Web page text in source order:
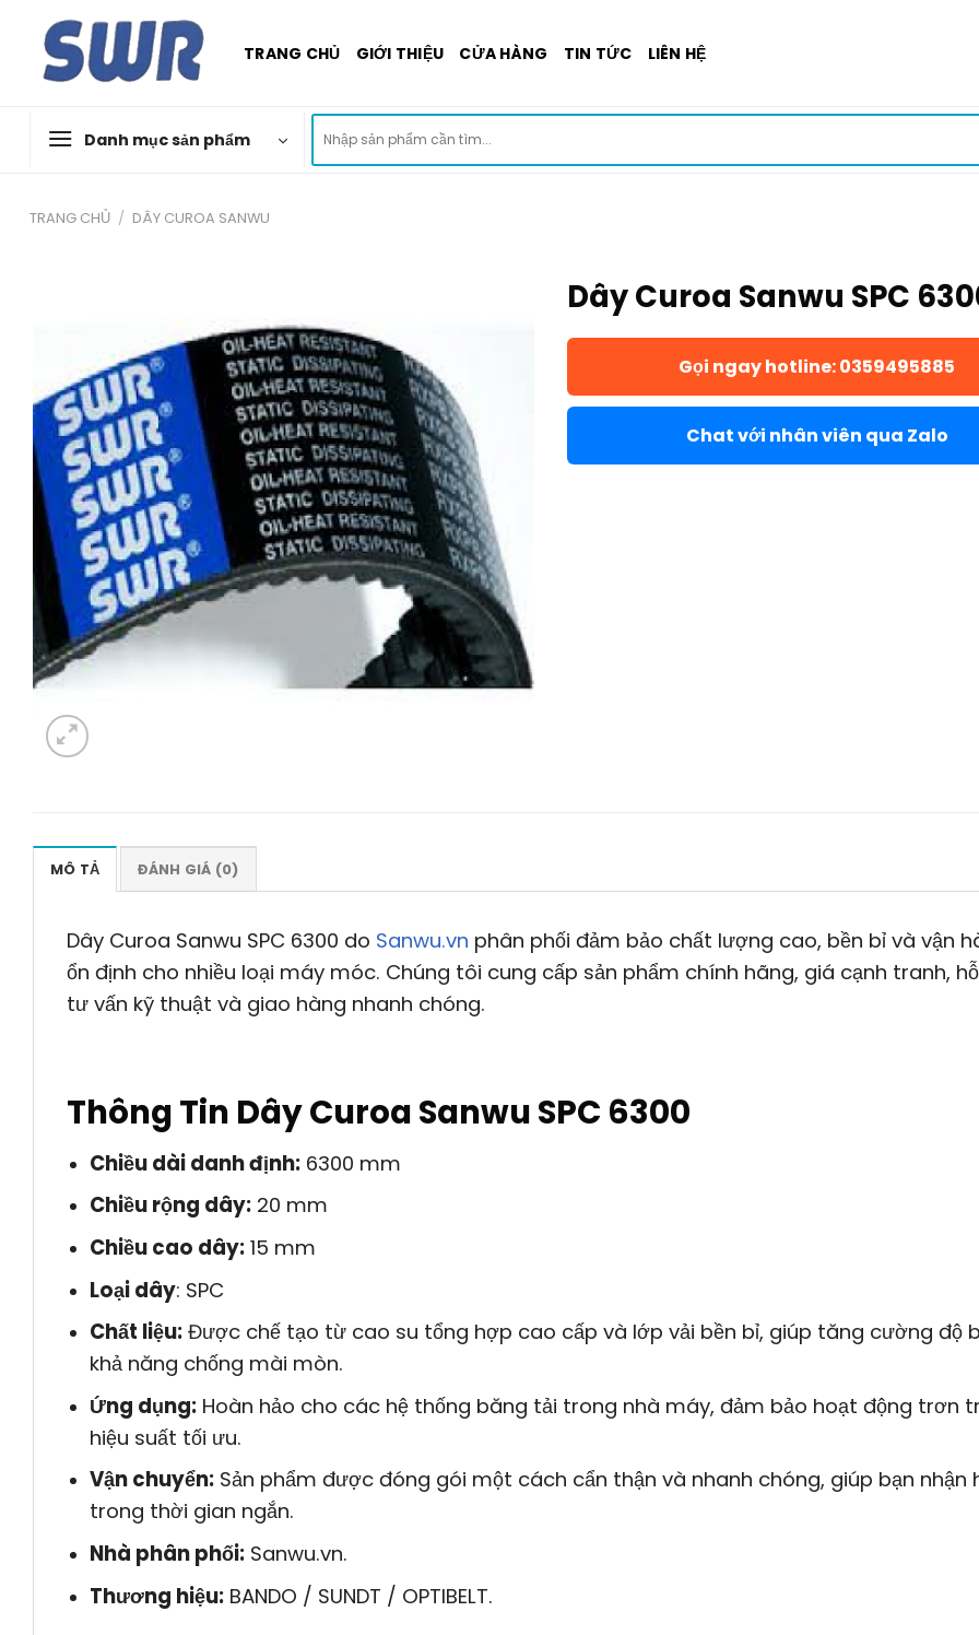
content
TRANG CHỦ GIỚI THIỆU CỬA HÀNG TIN TỨC LIÊN HỆ
Danh mục sản phẩm
kiếm:
TRANG CHỦ / DÂY CUROA SANWU
Dây Curoa Sanwu SPC
Gọi ngay hotline: 0359495885
Chat với nhân viên qua Zalo
MÔ TẢ ĐÁNH GIÁ (0)
Dây Curoa Sanwu SPC 6300 do Sanwu.vn phân phối đảm bảo chất lượng cao, bền bỉ và vận
ổn định cho nhiều loại máy móc. Chúng tôi cung cấp sản phẩm chính hãng, giá cạnh tranh,
tư vấn kỹ thuật và giao hàng nhanh chóng.
Thông Tin Dây Curoa Sanwu SPC 6300
Chiều dài danh định:6300 mm
Chiều rộng dây:20 mm
Chiều cao dây:15 mm
Loại dây: SPC
Chất liệu:Được chế tạo từ cao su tổng hợp cao cấp và lớp vải bền bỉ, giúp tăng cường độ
khả năng chống mài mòn.
Ứng dụng:Hoàn hảo cho các hệ thống băng tải trong nhà máy, đảm bảo hoạt động trơn
hiệu suất tối ưu.
Vận chuyển:Sản phẩm được đóng gói một cách cẩn thận và nhanh chóng, giúp bạn nhận
trong thời gian ngắn.
Nhà phân phối:Sanwu.vn.
Thương hiệu:BANDO / SUNDT / OPTIBELT.